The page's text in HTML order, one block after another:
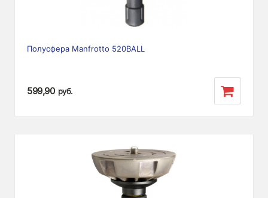
Полусфера Manfrotto 520BALL
599,90 руб.